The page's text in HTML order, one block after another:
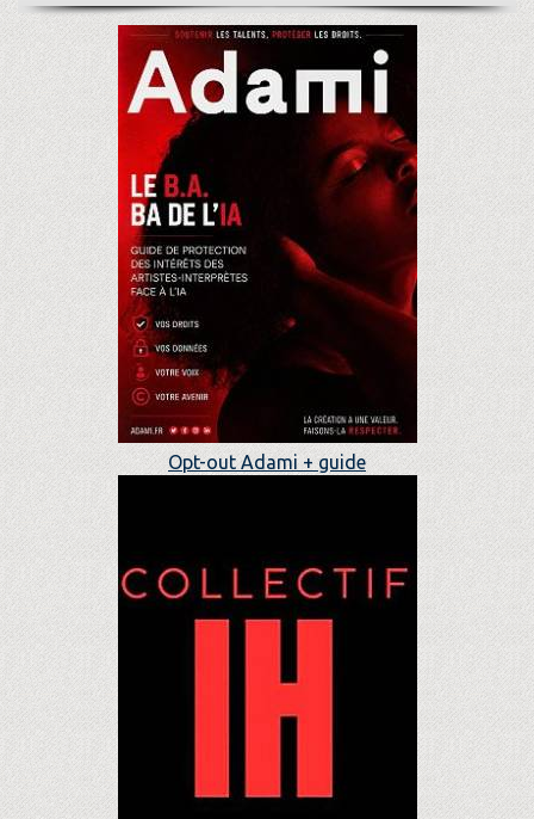
Opt-out Adami + guide